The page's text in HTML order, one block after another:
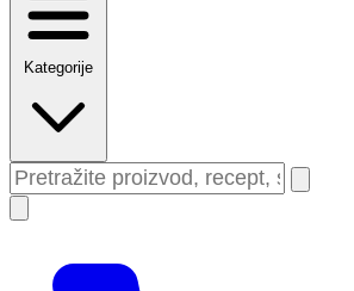
Kategorije